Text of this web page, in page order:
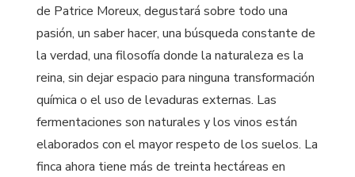
de Patrice Moreux, degustará sobre todo una
pasión, un saber hacer, una búsqueda constante de
la verdad, una filosofía donde la naturaleza es la
reina, sin dejar espacio para ninguna transformación
química o el uso de levaduras externas. Las
fermentaciones son naturales y los vinos están
elaborados con el mayor respeto de los suelos. La
finca ahora tiene más de treinta hectáreas en